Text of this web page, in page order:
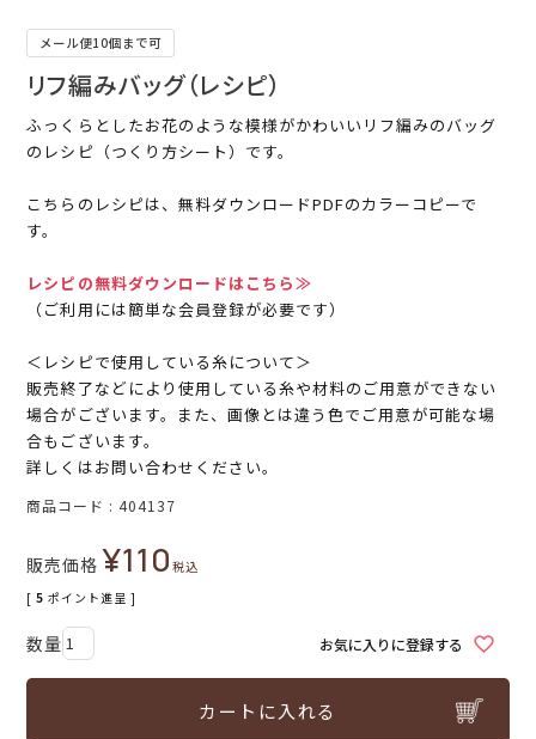
メール便10個まで可
リフ編みバッグ（レシピ）
ふっくらとしたお花のような模様がかわいいリフ編みのバッグ
のレシピ（つくり方シート）です。
こちらのレシピは、無料ダウンロードPDFのカラーコピーで
す。
レシピの無料ダウンロードはこちら≫
（ご利用には簡単な会員登録が必要です）
＜レシピで使用している糸について＞
販売終了などにより使用している糸や材料のご用意ができない
場合がございます。また、画像とは違う色でご用意が可能な場
合もございます。
詳しくはお問い合わせください。
商品コード 404137
販売価格 ¥110税込
[ 5 ポイント進呈 ]
お気に入りに登録する
カートに入れる